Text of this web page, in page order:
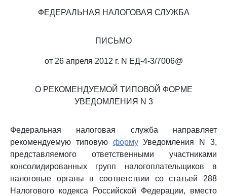
ФЕДЕРАЛЬНАЯ НАЛОГОВАЯ СЛУЖБА
ПИСЬМО
от 26 апреля 2012 г. N ЕД-4-3/7006@
О РЕКОМЕНДУЕМОЙ ТИПОВОЙ ФОРМЕ
УВЕДОМЛЕНИЯ N 3
Федеральная налоговая служба направляет
рекомендуемую типовую формуУведомления N 3,
представляемого ответственными участниками
консолидированных групп налогоплательщиков в
налоговые органы в соответствии со статьей 288
Налогового кодекса Российской Федерации, вместо